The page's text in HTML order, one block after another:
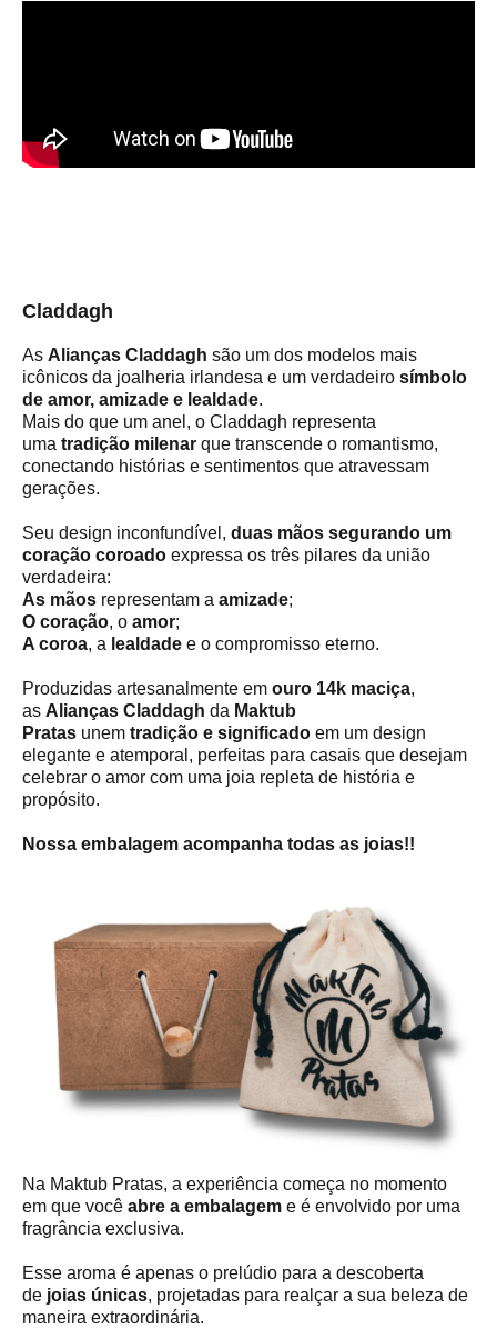
Claddagh
As Alianças Claddagh são um dos modelos mais
icônicos da joalheria irlandesa e um verdadeiro símbolo
de amor, amizade e lealdade.
Mais do que um anel, o Claddagh representa
uma tradição milenar que transcende o romantismo,
conectando histórias e sentimentos que atravessam
gerações.
Seu design inconfundível, duas mãos segurando um
coração coroado expressa os três pilares da união
verdadeira:
As mãos representam a amizade;
O coração, o amor;
A coroa, a lealdade e o compromisso eterno.
Produzidas artesanalmente em ouro 14k maciça,
as Alianças Claddagh da Maktub
Pratas unem tradição e significado em um design
elegante e atemporal, perfeitas para casais que desejam
celebrar o amor com uma joia repleta de história e
propósito.
Nossa embalagem acompanha todas as joias!!
Na Maktub Pratas, a experiência começa no momento
em que você abre a embalagem e é envolvido por uma
fragrância exclusiva.
Esse aroma é apenas o prelúdio para a descoberta
de joias únicas, projetadas para realçar a sua beleza de
maneira extraordinária.